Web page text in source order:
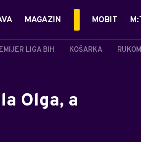
LIGA BIH KOŠARKA
MAGAZIN MOBIT
Olga, a